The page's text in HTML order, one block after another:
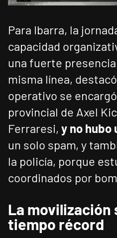
Para Ibarra, la
capacidad
una fuerte
misma línea,
operativo se
provincial de Axel
Ferraresi, y no hubo
un solo spam, y
la policía, porque
coordinados por
La movilización
tiempo récord